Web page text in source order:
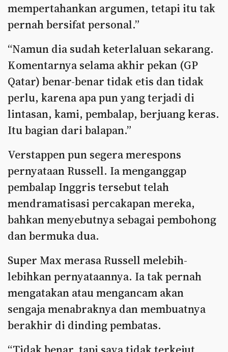
mempertahankan argumen, tetapi itu tak
pernah bersifat personal.”
“Namun dia sudah keterlaluan sekarang.
Komentarnya selama akhir pekan (GP
Qatar) benar-benar tidak etis dan tidak
perlu, karena apa pun yang terjadi di
lintasan, kami, pembalap, berjuang keras.
Itu bagian dari balapan.”
Verstappen pun segera merespons
pernyataan Russell. Ia menganggap
pembalap Inggris tersebut telah
mendramatisasi percakapan mereka,
bahkan menyebutnya sebagai pembohong
dan bermuka dua.
Super Max merasa Russell melebih-
lebihkan pernyataannya. Ia tak pernah
mengatakan atau mengancam akan
sengaja menabraknya dan membuatnya
berakhir di dinding pembatas.